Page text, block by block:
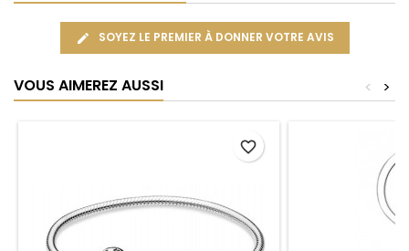
SOYEZ LE PREMIER À DONNER VOTRE AVIS
VOUS AIMEREZ AUSSI >
<
favorite_border